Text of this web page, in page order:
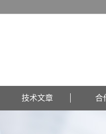
技术文章 合